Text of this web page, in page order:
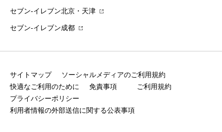
セブン‐イレブン北京・天津
セブン‐イレブン成都
サイトマップ
ソーシャルメディアのご利用規約
快適なご利用のために
免責事項
ご利用規約
プライバシーポリシー
利用者情報の外部送信に関する公表事項